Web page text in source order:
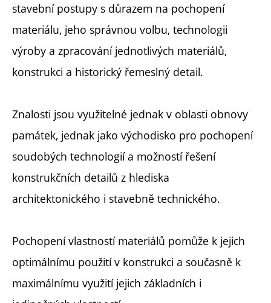
stavební postupy s důrazem na pochopení
materiálu, jeho správnou volbu, technologii
výroby a zpracování jednotlivých materiálů,
konstrukci a historický řemeslný detail.
Znalosti jsou využitelné jednak v oblasti obnovy
památek, jednak jako východisko pro pochopení
soudobých technologií a možností řešení
konstrukčních detailů z hlediska
architektonického i stavebně technického.
Pochopení vlastností materiálů pomůže k jejich
optimálnímu použití v konstrukci a současně k
maximálnímu využití jejich základních i